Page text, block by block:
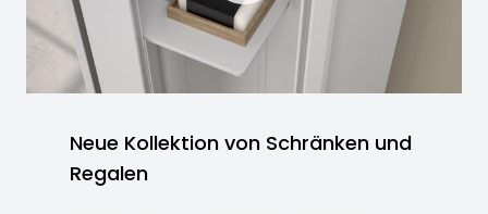
Neue Kollektion von Schränken und
Regalen